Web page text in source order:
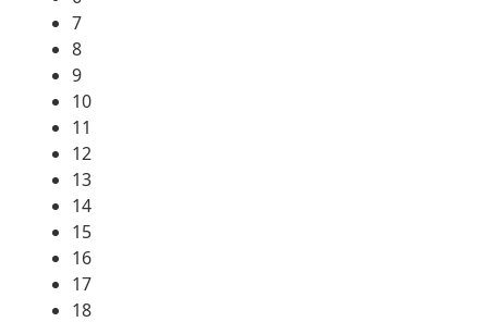
7
8
9
10
11
12
13
14
15
16
17
18